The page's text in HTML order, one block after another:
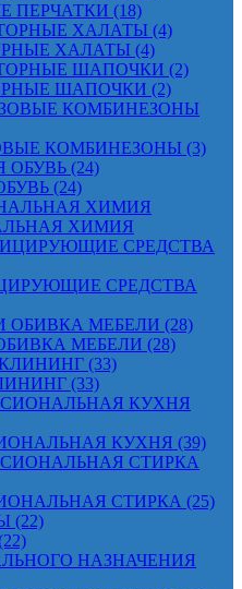
ПЕРЧАТКИ (18)
ХАЛАТЫ (4)
ШАПОЧКИ (2)
КОМБИНЕЗОНЫ (3)
(24)
ХИМИЯ
СРЕДСТВА
МЕБЕЛИ (28)
(33)
КУХНЯ (39)
СТИРКА (25)